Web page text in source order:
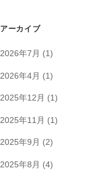
アーカイブ
2026年7月 (1)
2026年4月 (1)
2025年12月 (1)
2025年11月 (1)
2025年9月 (2)
2025年8月 (4)